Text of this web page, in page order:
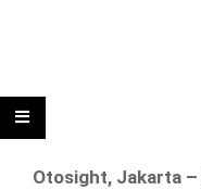
Otosight, Jakarta –